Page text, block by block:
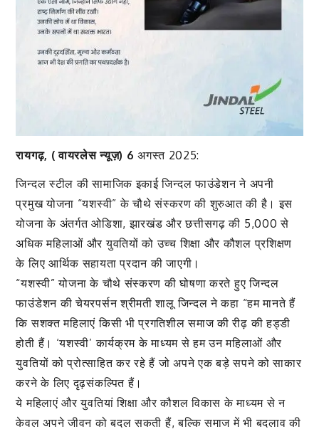
रायगढ़, ( वायरलेस न्यूज़) 6अगस्त 2025:
जिन्दल स्टील की सामाजिक इकाई जिन्दल फाउंडेशन ने अपनी
प्रमुख योजना “यशस्वी” के चौथे संस्करण की शुरुआत की है। इस
योजना के अंतर्गत ओडिशा, झारखंड और छत्तीसगढ़ की 5,000 से
अधिक महिलाओं और युवतियों को उच्च शिक्षा और कौशल प्रशिक्षण
के लिए आर्थिक सहायता प्रदान की जाएगी।
“यशस्वी” योजना के चौथे संस्करण की घोषणा करते हुए जिन्दल
फाउंडेशन की चेयरपर्सन श्रीमती शालू जिन्दल ने कहा “हम मानते हैं
कि सशक्त महिलाएं किसी भी प्रगतिशील समाज की रीढ़ की हड्डी
होती हैं। ‘यशस्वी’ कार्यक्रम के माध्यम से हम उन महिलाओं और
युवतियों को प्रोत्साहित कर रहे हैं जो अपने एक बड़े सपने को साकार
करने के लिए दृढ़संकल्पित हैं।
ये महिलाएं और युवतियां शिक्षा और कौशल विकास के माध्यम से न
केवल अपने जीवन को बदल सकती हैं, बल्कि समाज में भी बदलाव की